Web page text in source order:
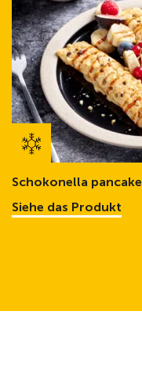
Schokonella pancake
Siehe das Produkt